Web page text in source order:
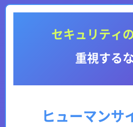
セキュリティ
重視する
ヒューマンサ